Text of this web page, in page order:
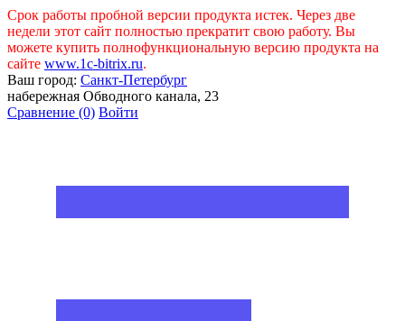
Срок работы пробной версии продукта истек. Через две
недели этот сайт полностью прекратит свою работу. Вы
можете купить полнофункциональную версию продукта на
сайте www.1c-bitrix.ru.
Ваш город: Санкт-Петербург
набережная Обводного канала, 23
Сравнение (0) Войти